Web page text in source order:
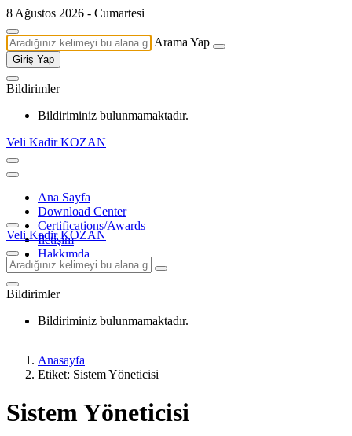
8 Ağustos 2026 - Cumartesi
Arama Yap
Giriş Yap
Bildirimler
Bildiriminiz bulunmamaktadır.
Veli Kadir KOZAN
Ana Sayfa
Download Center
Certifications/Awards
İletişim
Hakkımda
Veli Kadir KOZAN
Bildirimler
Bildiriminiz bulunmamaktadır.
Anasayfa
Etiket: Sistem Yöneticisi
Sistem Yöneticisi